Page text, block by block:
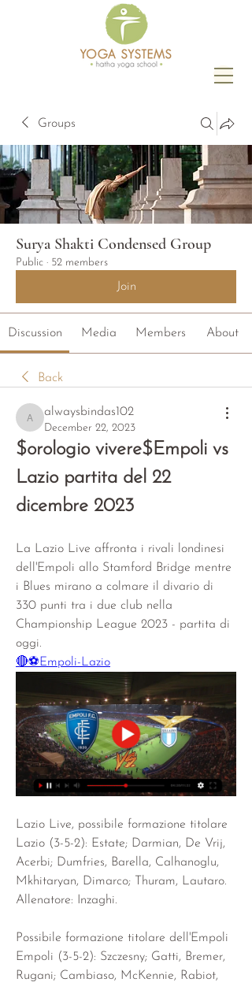
Groups
Surya Shakti Condensed Group
Public · 52 members
Join
Discussion Media Members About
Back
alwaysbindas102
alwaysbindas102
December 22, 2023
$orologio vivere$Empoli vs
Lazio partita del 22
dicembre 2023
La Lazio Live affronta i rivali londinesi
dell'Empoli allo Stamford Bridge mentre
i Blues mirano a colmare il divario di
330 punti tra i due club nella
Championship League 2023 - partita di
oggi.
🔴⚽Empoli-Lazio
Lazio Live, possibile formazione titolare
Lazio (3-5-2): Estate; Darmian, De Vrij,
Acerbi; Dumfries, Barella, Calhanoglu,
Mkhitaryan, Dimarco; Thuram, Lautaro.
Allenatore: Inzaghi.
Possibile formazione titolare dell'Empoli
Empoli (3-5-2): Szczesny; Gatti, Bremer,
Rugani; Cambiaso, McKennie, Rabiot,